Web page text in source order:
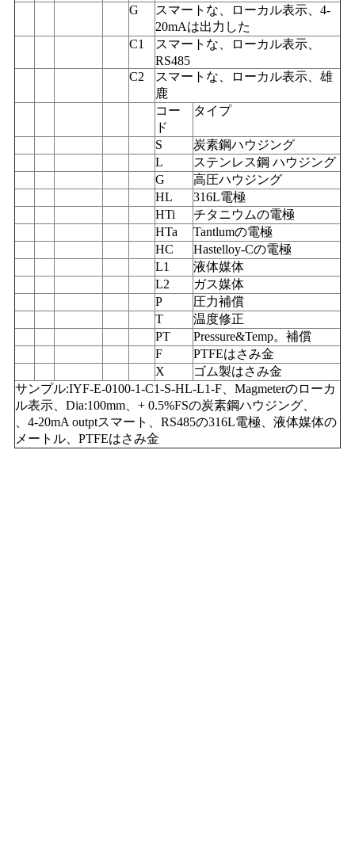
G
スマートな、ローカル表示、4-
20mAは出力した
C1
スマートな、ローカル表示、
RS485
C2
スマートな、ローカル表示、雄
鹿
コー
ド
タイプ
S
炭素鋼ハウジング
L
ステンレス鋼 ハウジング
G
高圧ハウジング
HL
316L電極
HTi
チタニウムの電極
HTa
Tantlumの電極
HC
Hastelloy-Cの電極
L1
液体媒体
L2
ガス媒体
P
圧力補償
T
温度修正
PT
Pressure&Temp。補償
F
PTFEはさみ金
X
ゴム製はさみ金
サンプル:IYF-E-0100-1-C1-S-HL-L1-F、Magmeterのローカ
ル表示、Dia:100mm、+ 0.5%FSの炭素鋼ハウジング、
、4-20mA outptスマート、RS485の316L電極、液体媒体の
メートル、PTFEはさみ金